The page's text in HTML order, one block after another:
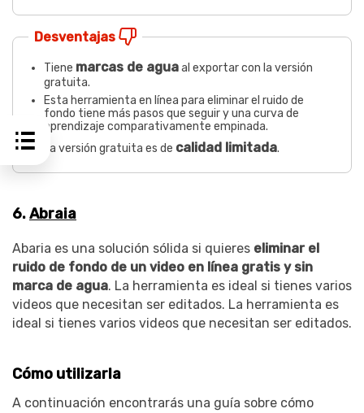
Desventajas
Tiene marcas de aguaal exportar con la versión
gratuita.
Esta herramienta en línea para eliminar el ruido de
fondo tiene más pasos que seguir y una curva de
aprendizaje comparativamente empinada.
La versión gratuita es de calidad limitada.
6.Abraia
Abaria es una solución sólida si quieres eliminar el
ruido de fondo de un video en línea gratis y sin
marca de agua. La herramienta es ideal si tienes varios
videos que necesitan ser editados. La herramienta es
ideal si tienes varios videos que necesitan ser editados.
Cómo utilizarla
A continuación encontrarás una guía sobre cómo